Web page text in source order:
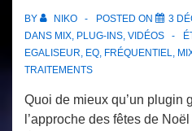
BY NIKO POSTED ON 3
DANS MIX, PLUG-INS, VIDÉOS
EGALISEUR, EQ, FRÉQUENTIEL,
TRAITEMENTS
Quoi de mieux qu’un plugin
l’approche des fêtes de Noël